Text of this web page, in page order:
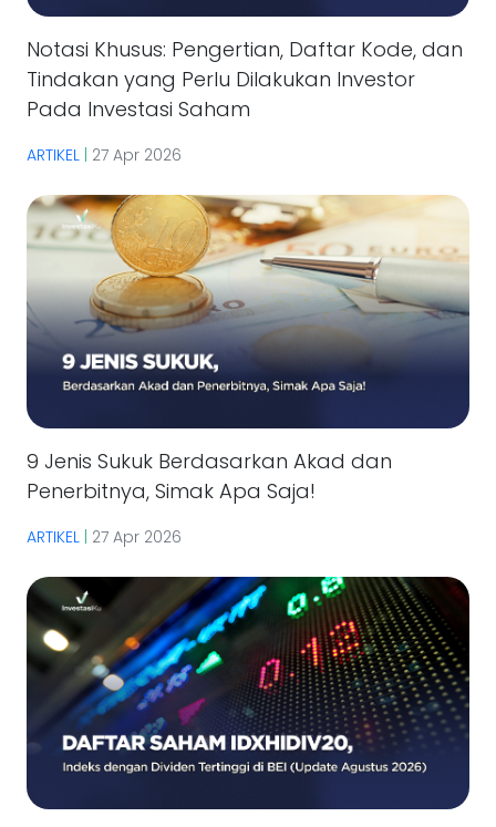
Notasi Khusus: Pengertian, Daftar Kode, dan
Tindakan yang Perlu Dilakukan Investor
Pada Investasi Saham
ARTIKEL 27 Apr 2026
9 Jenis Sukuk Berdasarkan Akad dan
Penerbitnya, Simak Apa Saja!
ARTIKEL | 27 Apr 2026